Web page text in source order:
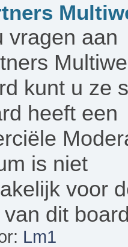
vragen aan
kunt u ze
heeft een
is niet
voor
dit
Lm1